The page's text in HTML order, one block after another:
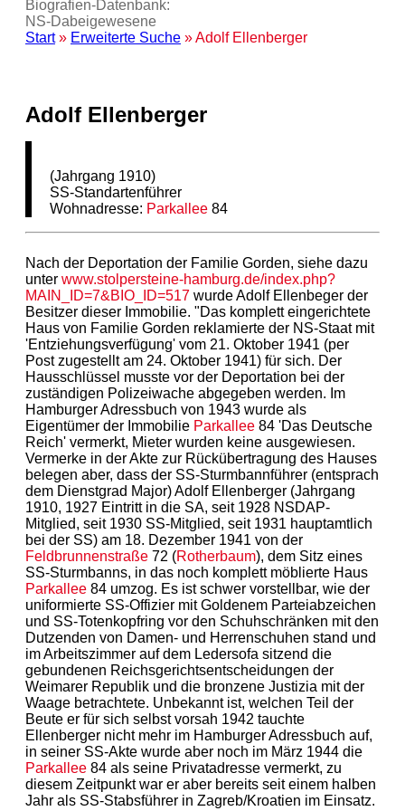
Biografien-Datenbank:
NS‑Dabeigewesene
Start» Erweiterte Suche » Adolf Ellenberger
Adolf Ellenberger
(Jahrgang 1910)
SS-Standartenführer
Wohnadresse: Parkallee 84
Nach der Deportation der Familie Gorden, siehe dazu
unter www.stolpersteine-hamburg.de/index.php?
MAIN_ID=7&BIO_ID=517 wurde Adolf Ellenbeger der
Besitzer dieser Immobilie. "Das komplett eingerichtete
Haus von Familie Gorden reklamierte der NS-Staat mit
'Entziehungsverfügung' vom 21. Oktober 1941 (per
Post zugestellt am 24. Oktober 1941) für sich. Der
Hausschlüssel musste vor der Deportation bei der
zuständigen Polizeiwache abgegeben werden. Im
Hamburger Adressbuch von 1943 wurde als
Eigentümer der Immobilie Parkallee 84 'Das Deutsche
Reich' vermerkt, Mieter wurden keine ausgewiesen.
Vermerke in der Akte zur Rückübertragung des Hauses
belegen aber, dass der SS-Sturmbannführer (entsprach
dem Dienstgrad Major) Adolf Ellenberger (Jahrgang
1910, 1927 Eintritt in die SA, seit 1928 NSDAP-
Mitglied, seit 1930 SS-Mitglied, seit 1931 hauptamtlich
bei der SS) am 18. Dezember 1941 von der
Feldbrunnenstraße 72 (Rotherbaum), dem Sitz eines
SS-Sturmbanns, in das noch komplett möblierte Haus
Parkallee 84 umzog. Es ist schwer vorstellbar, wie der
uniformierte SS-Offizier mit Goldenem Parteiabzeichen
und SS-Totenkopfring vor den Schuhschränken mit den
Dutzenden von Damen- und Herrenschuhen stand und
im Arbeitszimmer auf dem Ledersofa sitzend die
gebundenen Reichsgerichtsentscheidungen der
Weimarer Republik und die bronzene Justizia mit der
Waage betrachtete. Unbekannt ist, welchen Teil der
Beute er für sich selbst vorsah 1942 tauchte
Ellenberger nicht mehr im Hamburger Adressbuch auf,
in seiner SS-Akte wurde aber noch im März 1944 die
Parkallee 84 als seine Privatadresse vermerkt, zu
diesem Zeitpunkt war er aber bereits seit einem halben
Jahr als SS-Stabsführer in Zagreb/Kroatien im Einsatz.